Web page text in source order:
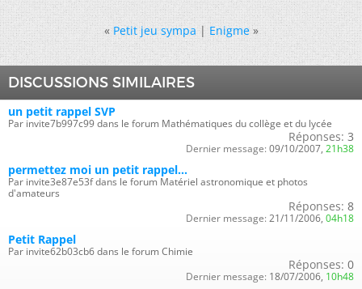
« Petit jeu sympa|Enigme »
DISCUSSIONS SIMILAIRES
un petit rappel SVP
Par invite7b997c99 dans le forum Mathématiques du collège et du lycée
Réponses: 3
Dernier message: 09/10/2007, 21h38
permettez moi un petit rappel...
Par invite3e87e53f dans le forum Matériel astronomique et photos
d'amateurs
Réponses: 8
Dernier message: 21/11/2006, 04h18
Petit Rappel
Par invite62b03cb6 dans le forum Chimie
Réponses: 0
Dernier message: 18/07/2006, 10h48